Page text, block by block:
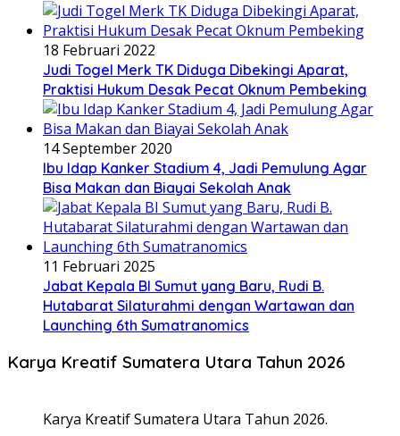
18 Februari 2022
Judi Togel Merk TK Diduga Dibekingi Aparat,
Praktisi Hukum Desak Pecat Oknum Pembeking
14 September 2020
Ibu Idap Kanker Stadium 4, Jadi Pemulung Agar
Bisa Makan dan Biayai Sekolah Anak
11 Februari 2025
Jabat Kepala BI Sumut yang Baru, Rudi B.
Hutabarat Silaturahmi dengan Wartawan dan
Launching 6th Sumatranomics
Karya Kreatif Sumatera Utara Tahun 2026
Karya Kreatif Sumatera Utara Tahun 2026.